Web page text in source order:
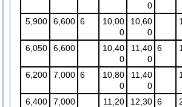
0
5,900 6,600 6
10,00
0
10,60
0
6,050 6,600
10,40
0
11,40
0
6
6,200 7,000 6
10,80
0
11,40
0
6,400 7,000
11,20
12,30 6